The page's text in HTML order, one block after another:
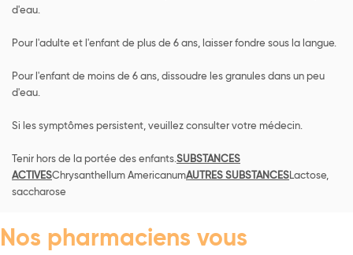
d'eau.
Pour l'adulte et l'enfant de plus de 6 ans, laisser fondre sous la langue.
Pour l'enfant de moins de 6 ans, dissoudre les granules dans un peu
d'eau.
Si les symptômes persistent, veuillez consulter votre médecin.
Tenir hors de la portée des enfants.SUBSTANCES
ACTIVESChrysanthellum AmericanumAUTRES SUBSTANCESLactose,
saccharose
Nos pharmaciens vous